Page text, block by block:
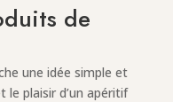
de
une idée simple et
le plaisir d’un apéritif